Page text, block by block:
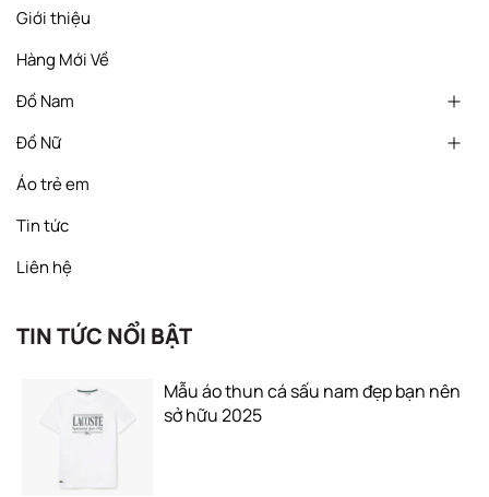
Giới thiệu
Hàng Mới Về
Đồ Nam
Đồ Nữ
Áo trẻ em
Tin tức
Liên hệ
TIN TỨC NỔI BẬT
Mẫu áo thun cá sấu nam đẹp bạn nên
sở hữu 2025